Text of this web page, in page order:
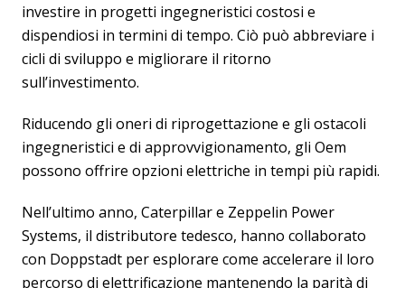
investire in progetti ingegneristici costosi e
dispendiosi in termini di tempo. Ciò può abbreviare i
cicli di sviluppo e migliorare il ritorno
sull’investimento.
Riducendo gli oneri di riprogettazione e gli ostacoli
ingegneristici e di approvvigionamento, gli Oem
possono offrire opzioni elettriche in tempi più rapidi.
Nell’ultimo anno, Caterpillar e Zeppelin Power
Systems, il distributore tedesco, hanno collaborato
con Doppstadt per esplorare come accelerare il loro
percorso di elettrificazione mantenendo la parità di